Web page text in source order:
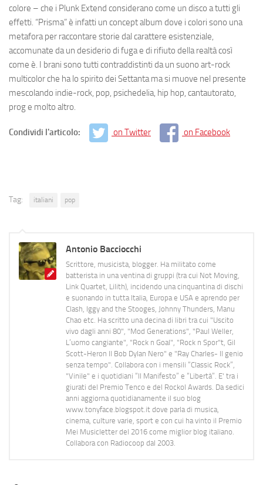
colore – che i Plunk Extend considerano come un disco a tutti gli
effetti. “Prisma” è infatti un concept album dove i colori sono una
metafora per raccontare storie dal carattere esistenziale,
accomunate da un desiderio di fuga e di rifiuto della realtà così
come è. I brani sono tutti contraddistinti da un suono art-rock
multicolorche ha lo spirito dei Settanta ma si muove nel presente
mescolando indie-rock, pop, psichedelia, hip hop, cantautorato,
prog e molto altro.
Condividi l'articolo: on Twitter on Facebook
Tag: italiani pop
Antonio Bacciocchi
Scrittore, musicista, blogger. Ha militato come
batterista in una ventina di gruppi (tra cui Not Moving,
Link Quartet, Lilith), incidendo una cinquantina di dischi
e suonando in tutta Italia, Europa e USA e aprendo per
Clash, Iggy and the Stooges, Johnny Thunders, Manu
Chao etc. Ha scritto una decina di libri tra cui "Uscito
vivo dagli anni 80", "Mod Generations", "Paul Weller,
L’uomo cangiante", "Rock n Goal", "Rock n Spor"t, Gil
Scott-Heron Il Bob Dylan Nero" e "Ray Charles- Il genio
senza tempo". Collabora con i mensili “Classic Rock”,
"Vinile" e i quotidiani “Il Manifesto” e “Libertà”. E' tra i
giurati del Premio Tenco e del Rockol Awards. Da sedici
anni aggiorna quotidianamente il suo blog
www.tonyface.blogspot.it dove parla di musica,
cinema, culture varie, sport e con cui ha vinto il Premio
Mei Musicletter del 2016 come miglior blog italiano.
Collabora con Radiocoop dal 2003.